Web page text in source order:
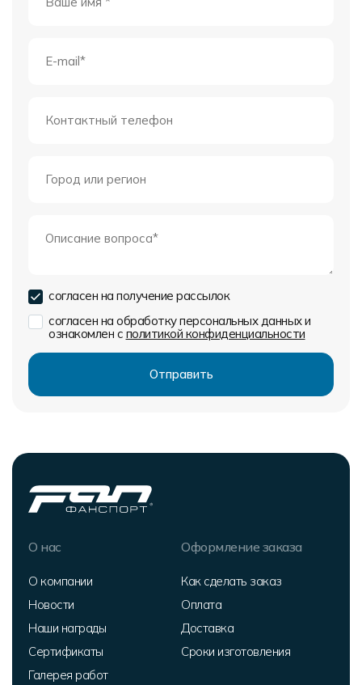
согласен на получение рассылок
согласен на обработку персональных данных и
ознакомлен с политикой конфиденциальности
О нас
О компании
Новости
Наши награды
Сертификаты
Галерея работ
Оформление заказа
Как сделать заказ
Оплата
Доставка
Сроки изготовления